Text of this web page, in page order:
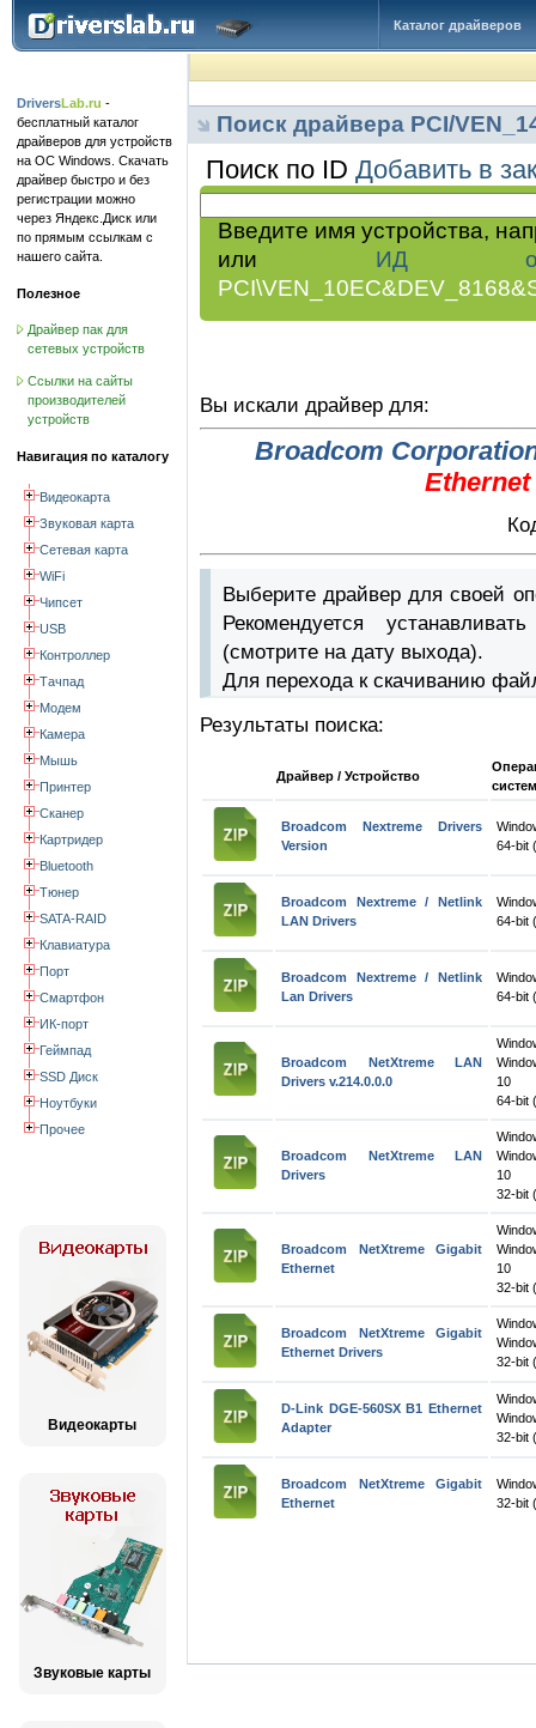
Каталог драйверов
DriversLab.ru -
бесплатный каталог
драйверов для устройств
на ОС Windows. Скачать
драйвер быстро и без
регистрации можно
через Яндекс.Диск или
по прямым ссылкам с
нашего сайта.
Полезное
Драйвер пак для
сетевых устройств
Ссылки на сайты
производителей
устройств
Навигация по каталогу
Видеокарта
Звуковая карта
Сетевая карта
WiFi
Чипсет
USB
Контроллер
Тачпад
Модем
Камера
Мышь
Принтер
Сканер
Картридер
Bluetooth
Тюнер
SATA-RAID
Клавиатура
Порт
Смартфон
ИК-порт
Геймпад
SSD Диск
Ноутбуки
Прочее
Видеокарты
Звуковые карты
Поиск драйвера PCI/
Поиск по ID Добавить в
Введите имя устройства,
или ИД
Вы искали драйвер для:
Broadcom
Выберите драйвер для своей
Рекомендуется
(смотрите на дату выхода).
Для перехода к скачиванию
Результаты поиска:
Драйвер / Устройство
Broadcom Nextreme Drivers
Version
64-bit
Broadcom Nextreme / Netlink
LAN Drivers
64-bit
Broadcom Nextreme / Netlink
Lan Drivers
64-bit
Broadcom NetXtreme LAN
Drivers v.214.0.0.0
10
64-bit
Broadcom NetXtreme LAN
Drivers
10
32-bit
Broadcom NetXtreme Gigabit
Ethernet
10
32-bit
Broadcom NetXtreme Gigabit
Ethernet Drivers
32-bit
D-Link DGE-560SX B1 Ethernet
Adapter
32-bit
Broadcom NetXtreme Gigabit
Ethernet
32-bit